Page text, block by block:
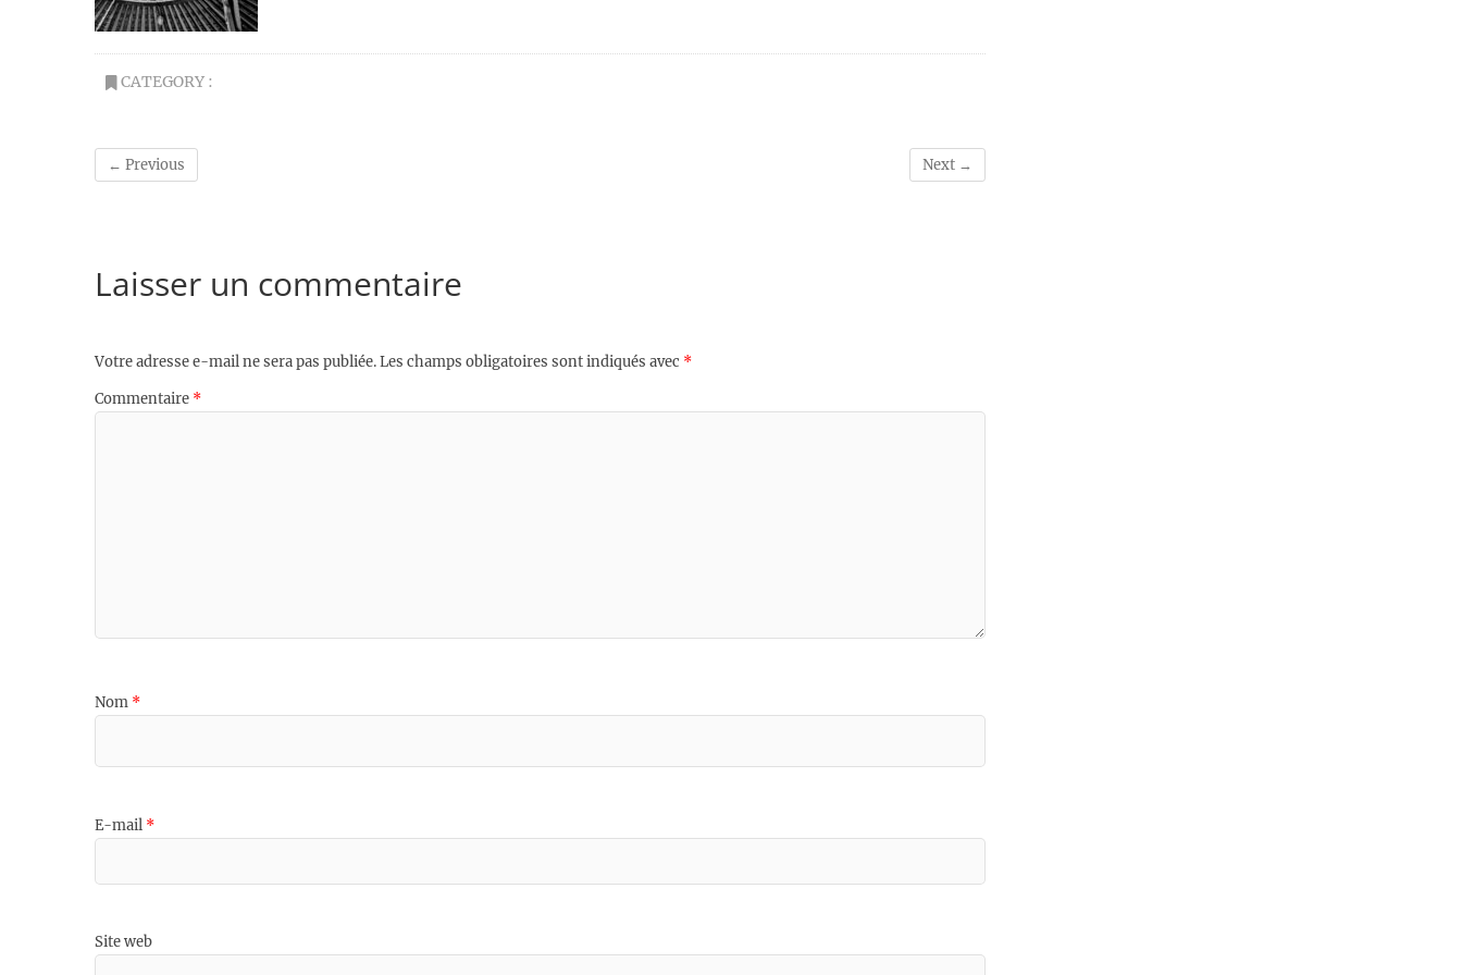
CATEGORY :
← Previous Next →
Laisser un commentaire
Votre adresse e-mail ne sera pas publiée.Les champs obligatoires sont indiqués avec *
Commentaire *
Nom *
E-mail *
Site web